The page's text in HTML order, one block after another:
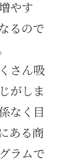
やす
るので
さん吸
がしま
なく目
ある商
ラムで